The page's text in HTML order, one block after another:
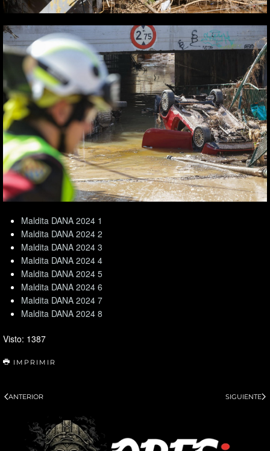
Maldita DANA 2024 1
Maldita DANA 2024 2
Maldita DANA 2024 3
Maldita DANA 2024 4
Maldita DANA 2024 5
Maldita DANA 2024 6
Maldita DANA 2024 7
Maldita DANA 2024 8
Visto: 1387
IMPRIMIR
ANTERIOR SIGUIENTE